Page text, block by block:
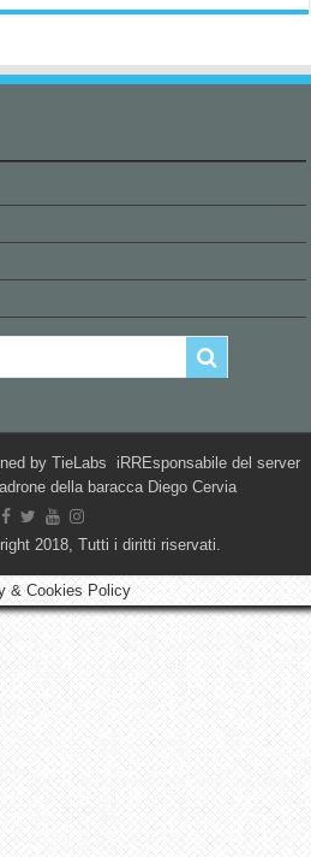
by TieLabs iRREsponsabile del server
della baracca Diego Cervia
2018, Tutti i diritti riservati.
& Cookies Policy